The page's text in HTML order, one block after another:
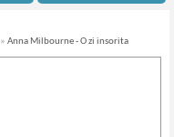
»Anna Milbourne - O zi insorita